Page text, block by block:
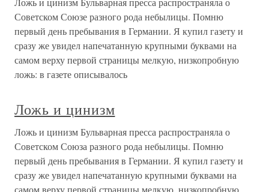
Советском Союзе разного рода небылицы. Помню
первый день пребывания в Германии. Я купил газету и
сразу же увидел напечатанную крупными буквами на
самом верху первой страницы мелкую, низкопробную
ложь: в газете описывалось
Ложь и цинизм
Ложь и цинизм Бульварная пресса распространяла о
Советском Союза разного рода небылицы. Помню
первый день пребывания в Германии. Я купил газету и
сразу же увидел напечатанную крупными буквами на
самом верху первой страницы мелкую, низкопробную